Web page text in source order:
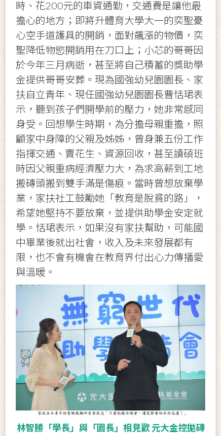
時、花200元的車資通勤，交通費是讓他最
擔心的地方；即將升體育大學大一的奕聖憂
心空手道護具的開銷，面對飆漲的物價，奕
聖降低物慾開銷用在刀口上；小芯的哥哥因
於今年三月病逝，甚至將自己積蓄的獎助學
金提供哥哥安葬。現為國強幼兒園園長、家
扶自立青年、現任國強幼兒園園長曹恬珺表
示，聽到孩子們開學前的壓力，她非常感同
身受。回想學生時期，為分擔母親重擔，照
顧家中身障的父親及姊姊，曾身兼五份工作
指揮交通、賣花生、資源回收，甚至讀碩班
時因父親重病經濟壓力大，為求高薪到工地
搬磚頭搬到雙手滿是傷痕。當時曾想放棄學
業，家扶社工鼓勵她「教育是脫貧的路」，
希望她堅持不要放棄，並提供助學金安定就
學。恬珺表示，如果沒有家扶幫助，可能國
中畢業後就出社會，收入及未來發展都有
限，也不會有機會在教育界付出心力傳播愛
與溫暖。
林智勝「學長」與「園長」相見歡 元大金控拋磚